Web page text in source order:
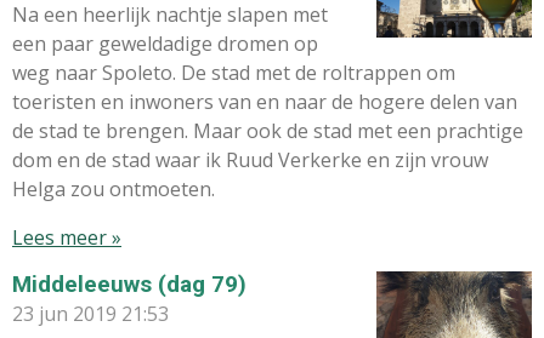
Na een heerlijk nachtje slapen met
een paar geweldadige dromen op
weg naar Spoleto. De stad met de roltrappen om
toeristen en inwoners van en naar de hogere delen van
de stad te brengen. Maar ook de stad met een prachtige
dom en de stad waar ik Ruud Verkerke en zijn vrouw
Helga zou ontmoeten.
Lees meer »
Middeleeuws (dag 79)
23 jun 2019 21:53